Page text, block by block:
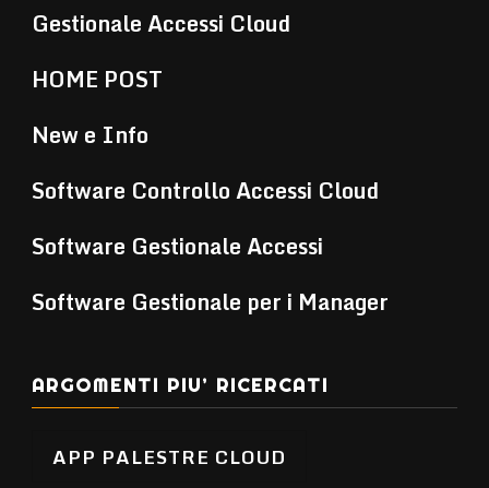
Gestionale Accessi Cloud
HOME POST
New e Info
Software Controllo Accessi Cloud
Software Gestionale Accessi
Software Gestionale per i Manager
ARGOMENTI PIU’ RICERCATI
APP PALESTRE CLOUD